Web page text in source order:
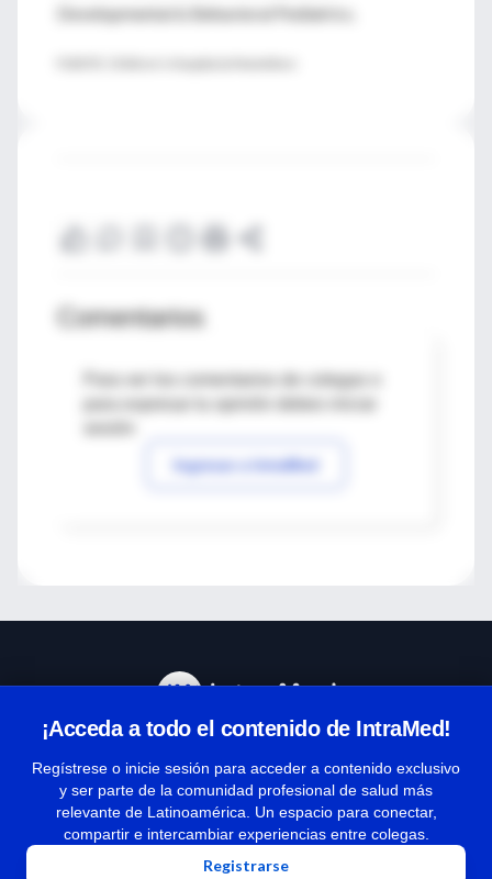
Developmental & Behavioral Pediatrics.
Comentarios
Para ver los comentarios de colegas o
Ingresar a IntraMed
¡Acceda a todo el contenido de IntraMed!
Regístrese o inicie sesión para acceder a contenido exclusivo
y ser parte de la comunidad profesional de salud más
relevante de Latinoamérica. Un espacio para conectar,
compartir e intercambiar experiencias entre colegas.
Registrarse
Términos y condiciones
| Políticas de privacidad
| Todos los derechos reservados | Copyright 1997-2026